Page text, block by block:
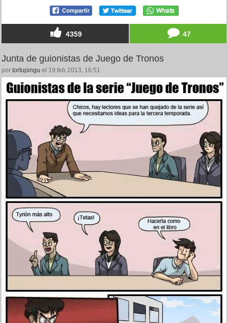
4359 47
Junta de guionistas de Juego de Tronos
por tortupingu el 19 feb 2013, 16:51